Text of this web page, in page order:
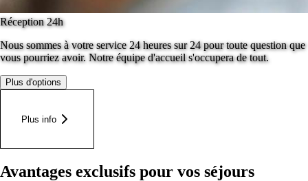
Réception 24h
Nous sommes à votre service 24 heures sur 24 pour toute question que
vous pourriez avoir. Notre équipe d'accueil s'occupera de tout.
Plus d'options
Plus info
Avantages exclusifs pour vos séjours